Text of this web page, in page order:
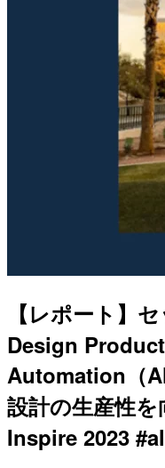
【レポート】
Design
Automation（
設計の生産性
Inspire 2023